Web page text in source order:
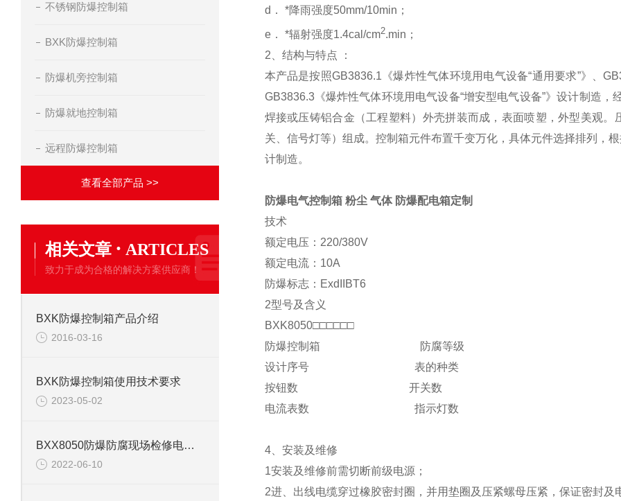
不锈钢防爆控制箱
BXK防爆控制箱
防爆机旁控制箱
防爆就地控制箱
远程防爆控制箱
查看全部产品 >>
相关文章 · ARTICLES
致力于成为合格的解决方案供应商！
BXK防爆控制箱产品介绍
2016-03-16
BXK防爆控制箱使用技术要求
2023-05-02
BXX8050防爆防腐现场检修电源箱
2022-06-10
d． *降雨强度50mm/10min；
e． *辐射强度1.4cal/cm2.min；
2、结构与特点 ：
本产品是按照GB3836.1《爆炸性气体环境用电气设备“通用要求”》、
GB3836.3《爆炸性气体环境用电气设备“增安型电气设备”》设计制造
焊接或压铸铝合金（工程塑料）外壳拼装而成，表面喷塑，外型美观
关、信号灯等）组成。控制箱元件布置千变万化，具体元件选择排列，
计制造。
防爆电气控制箱 粉尘 气体 防爆配电箱定制
技术
额定电压：220/380V
额定电流：10A
防爆标志：ExdIIBT6
2型号及含义
BXK8050□□□□□□
防爆控制箱 防腐等级
设计序号 表的种类
按钮数 开关数
电流表数 指示灯数
4、安装及维修
1安装及维修前需切断前级电源；
2进、出线电缆穿过橡胶密封圈，并用垫圈及压紧螺母压紧，保证密封及